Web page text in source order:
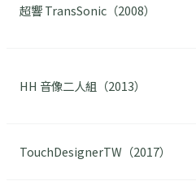
超響 TransSonic（2008）
HH 音像二人組（2013）
TouchDesignerTW（2017）